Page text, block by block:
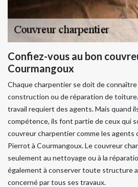
Confiez-vous au bon
Courmangoux
Chaque charpentier se doit de connaître
construction ou de réparation de toiture.
travail requiert des agents. Mais quand
compétence, ils font partie de ceux qui
couvreur charpentier comme les agents
Pierrot à Courmangoux. Le couvreur
seulement au nettoyage ou à la
également à conserver toute structure
concerné par tous ses travaux.